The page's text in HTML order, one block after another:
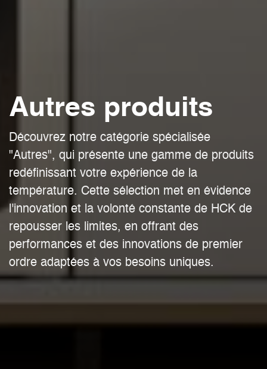
Autres produits
Découvrez notre catégorie spécialisée
"Autres", qui présente une gamme de produits
redéfinissant votre expérience de la
température. Cette sélection met en évidence
l'innovation et la volonté constante de HCK de
repousser les limites, en offrant des
performances et des innovations de premier
ordre adaptées à vos besoins uniques.